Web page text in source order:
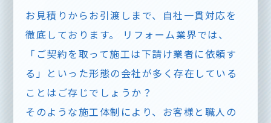
お見積りからお引渡しまで、自社一貫対応を
徹底しております。 リフォーム業界では、
「ご契約を取って施工は下請け業者に依頼す
る」といった形態の会社が多く存在している
ことはご存じでしょうか？
そのような施工体制により、お客様と職人の